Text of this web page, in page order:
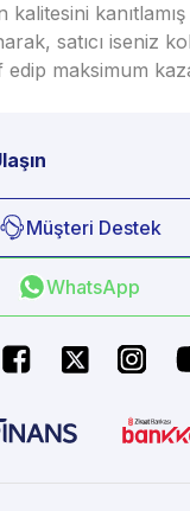
kanıtlamış
satıcı iseniz
edip maksimum
Müşteri Destek
WhatsApp